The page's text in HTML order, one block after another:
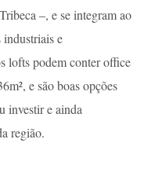
–, e se integram ao
industriais e
lofts podem conter office
e são boas opções
investir e ainda
região.